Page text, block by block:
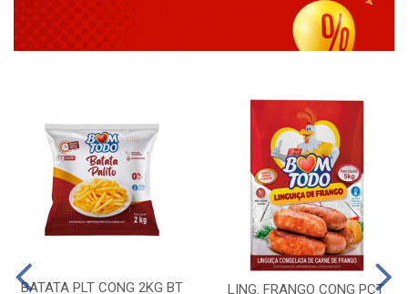
BATATA PLT CONG 2KG BT
LING. FRANGO CONG PCT